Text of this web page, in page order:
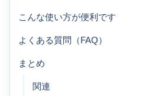
こんな使い方が便利です
よくある質問（FAQ）
まとめ
関連